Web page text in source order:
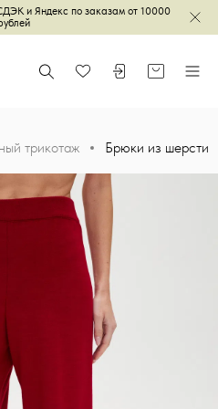
и Яндекс по заказам от 10000
Поиск ИзбранноеВойти илиКорзинаМеню
трикотаж Брюки из шерсти